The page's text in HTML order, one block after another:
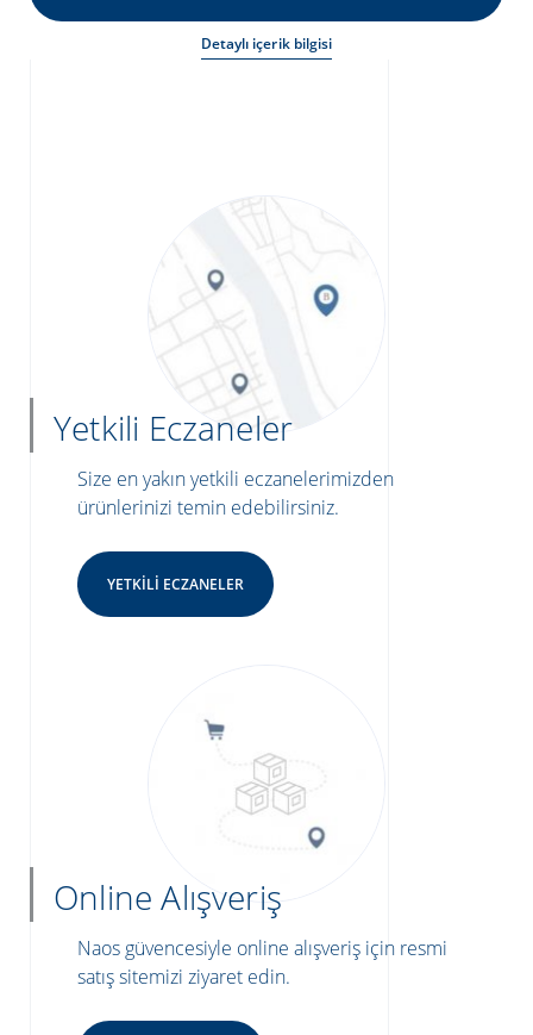
Detaylı içerik bilgisi
Yetkili Eczaneler
Size en yakın yetkili eczanelerimizden
ürünlerinizi temin edebilirsiniz.
YETKILI ECZANELER
Online Alışveriş
Naos güvencesiyle online alışveriş için resmi
satış sitemizi ziyaret edin.